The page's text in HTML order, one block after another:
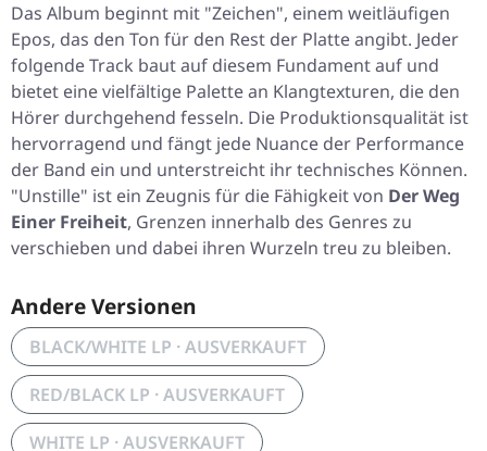
Das Album beginnt mit "Zeichen", einem weitläufigen
Epos, das den Ton für den Rest der Platte angibt. Jeder
folgende Track baut auf diesem Fundament auf und
bietet eine vielfältige Palette an Klangtexturen, die den
Hörer durchgehend fesseln. Die Produktionsqualität ist
hervorragend und fängt jede Nuance der Performance
der Band ein und unterstreicht ihr technisches Können.
"Unstille" ist ein Zeugnis für die Fähigkeit von Der Weg
Einer Freiheit, Grenzen innerhalb des Genres zu
verschieben und dabei ihren Wurzeln treu zu bleiben.
Andere Versionen
BLACK/WHITE LP · AUSVERKAUFT
RED/BLACK LP · AUSVERKAUFT
WHITE LP · AUSVERKAUFT